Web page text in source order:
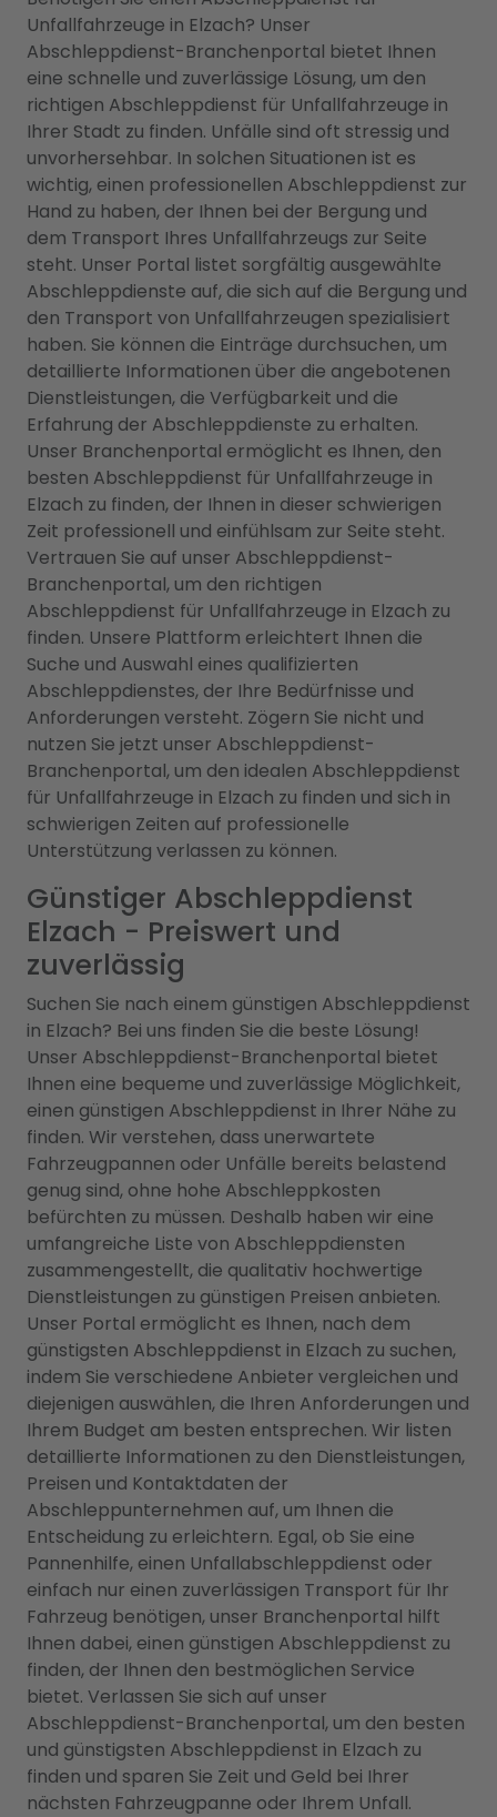
Unfallfahrzeuge in Elzach? Unser
Abschleppdienst-Branchenportal bietet Ihnen
eine schnelle und zuverlässige Lösung, um den
richtigen Abschleppdienst für Unfallfahrzeuge in
Ihrer Stadt zu finden. Unfälle sind oft stressig und
unvorhersehbar. In solchen Situationen ist es
wichtig, einen professionellen Abschleppdienst zur
Hand zu haben, der Ihnen bei der Bergung und
dem Transport Ihres Unfallfahrzeugs zur Seite
steht. Unser Portal listet sorgfältig ausgewählte
Abschleppdienste auf, die sich auf die Bergung und
den Transport von Unfallfahrzeugen spezialisiert
haben. Sie können die Einträge durchsuchen, um
detaillierte Informationen über die angebotenen
Dienstleistungen, die Verfügbarkeit und die
Erfahrung der Abschleppdienste zu erhalten.
Unser Branchenportal ermöglicht es Ihnen, den
besten Abschleppdienst für Unfallfahrzeuge in
Elzach zu finden, der Ihnen in dieser schwierigen
Zeit professionell und einfühlsam zur Seite steht.
Vertrauen Sie auf unser Abschleppdienst-
Branchenportal, um den richtigen
Abschleppdienst für Unfallfahrzeuge in Elzach zu
finden. Unsere Plattform erleichtert Ihnen die
Suche und Auswahl eines qualifizierten
Abschleppdienstes, der Ihre Bedürfnisse und
Anforderungen versteht. Zögern Sie nicht und
nutzen Sie jetzt unser Abschleppdienst-
Branchenportal, um den idealen Abschleppdienst
für Unfallfahrzeuge in Elzach zu finden und sich in
schwierigen Zeiten auf professionelle
Unterstützung verlassen zu können.
Günstiger Abschleppdienst
Elzach - Preiswert und
zuverlässig
Suchen Sie nach einem günstigen Abschleppdienst
in Elzach? Bei uns finden Sie die beste Lösung!
Unser Abschleppdienst-Branchenportal bietet
Ihnen eine bequeme und zuverlässige Möglichkeit,
einen günstigen Abschleppdienst in Ihrer Nähe zu
finden. Wir verstehen, dass unerwartete
Fahrzeugpannen oder Unfälle bereits belastend
genug sind, ohne hohe Abschleppkosten
befürchten zu müssen. Deshalb haben wir eine
umfangreiche Liste von Abschleppdiensten
zusammengestellt, die qualitativ hochwertige
Dienstleistungen zu günstigen Preisen anbieten.
Unser Portal ermöglicht es Ihnen, nach dem
günstigsten Abschleppdienst in Elzach zu suchen,
indem Sie verschiedene Anbieter vergleichen und
diejenigen auswählen, die Ihren Anforderungen und
Ihrem Budget am besten entsprechen. Wir listen
detaillierte Informationen zu den Dienstleistungen,
Preisen und Kontaktdaten der
Abschleppunternehmen auf, um Ihnen die
Entscheidung zu erleichtern. Egal, ob Sie eine
Pannenhilfe, einen Unfallabschleppdienst oder
einfach nur einen zuverlässigen Transport für Ihr
Fahrzeug benötigen, unser Branchenportal hilft
Ihnen dabei, einen günstigen Abschleppdienst zu
finden, der Ihnen den bestmöglichen Service
bietet. Verlassen Sie sich auf unser
Abschleppdienst-Branchenportal, um den besten
und günstigsten Abschleppdienst in Elzach zu
finden und sparen Sie Zeit und Geld bei Ihrer
nächsten Fahrzeugpanne oder Ihrem Unfall.